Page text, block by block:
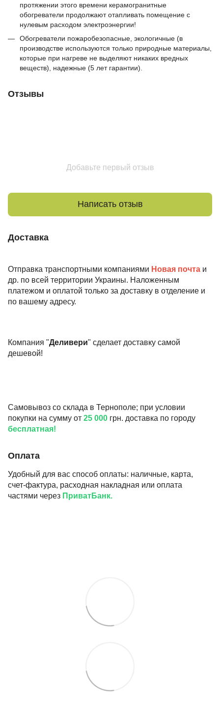
протяжении этого времени керамогранитные
обогреватели продолжают отапливать помещение с
нулевым расходом электроэнергии!
Обогреватели пожаробезопасные, экологичные (в
производстве используются только природные материалы,
которые при нагреве не выделяют никаких вредных
веществ), надежные (5 лет гарантии).
Отзывы
Добавьте первый отзыв
Написать отзыв
Доставка
Отправка транспортными компаниями Новая почта и
др. по всей территории Украины. Наложенным
платежом и оплатой только за доставку в отделение и
по вашему адресу.
Компания "Деливери" сделает доставку самой
дешевой!
Самовывоз со склада в Тернополе; при условии
покупки на сумму от 25 000 грн. доставка по городу
бесплатная!
Оплата
Удобный для вас способ оплаты: наличные, карта,
счет-фактура, расходная накладная или оплата
частями через ПриватБанк.